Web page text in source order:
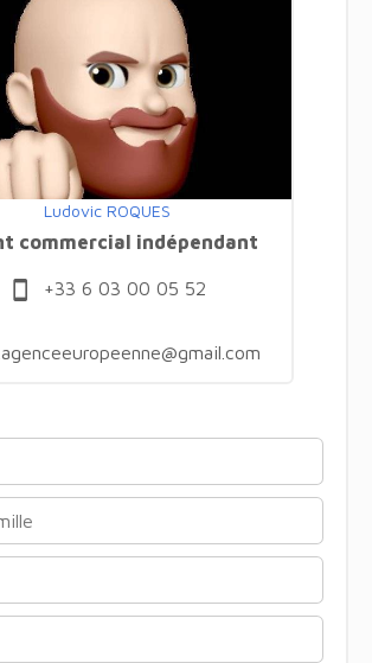
Ludovic ROQUES
commercial indépendant
+33 6 03 00 05 52